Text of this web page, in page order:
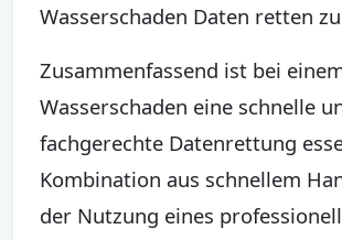
Wasserschaden Daten retten
Zusammenfassend ist bei
Wasserschaden eine schnelle
fachgerechte Datenrettung
Kombination aus schnellem
der Nutzung eines